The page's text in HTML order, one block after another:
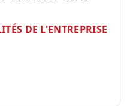
DE L'ENTREPRISE